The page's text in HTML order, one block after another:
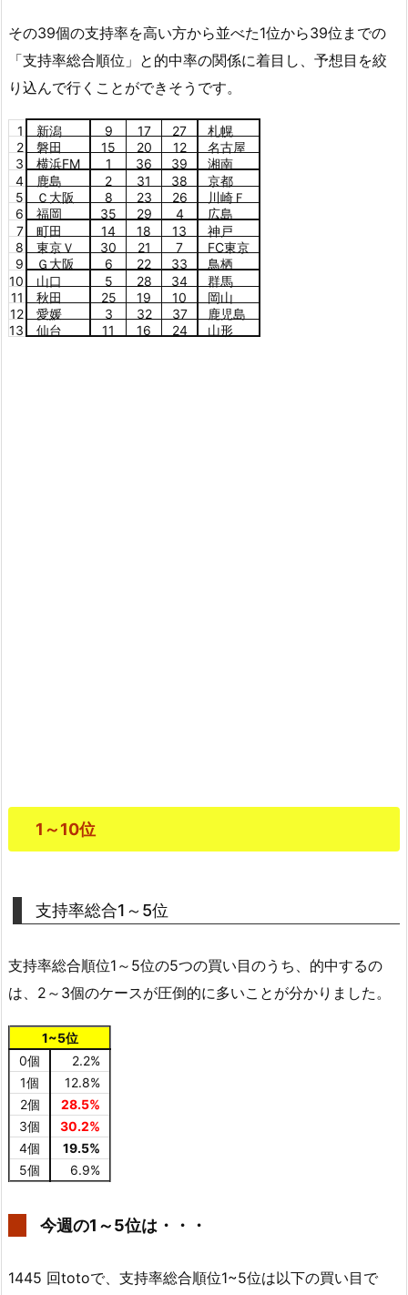
その39個の支持率を高い方から並べた1位から39位までの
「支持率総合順位」と的中率の関係に着目し、予想目を絞
り込んで行くことができそうです。
1 新潟 9 17 27
札幌
2
磐田 15 20 12
名古屋
3
横浜FM 1 36 39
湘南
4
鹿島 2 31 38
京都
5
Ｃ大阪 8 23 26
川崎Ｆ
6
福岡 35 29 4
広島
7
町田 14 18 13
神戸
8
東京Ｖ 30 21 7
FC東京
9
Ｇ大阪 6 22 33
鳥栖
10
山口 5 28 34
群馬
11
秋田 25 19 10
岡山
12
愛媛 3 32 37
鹿児島
13
仙台 11 16 24 山形
1～10位
支持率総合1～5位
支持率総合順位1～5位の5つの買い目のうち、的中するの
は、2～3個のケースが圧倒的に多いことが分かりました。
1~5位
0個
2.2%
1個
12.8%
2個
28.5%
3個
30.2%
4個
19.5%
5個
6.9%
今週の1～5位は・・・
1445 回totoで、支持率総合順位1~5位は以下の買い目で